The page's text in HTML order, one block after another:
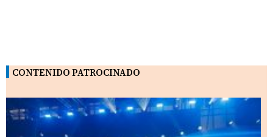
CONTENIDO PATROCINADO